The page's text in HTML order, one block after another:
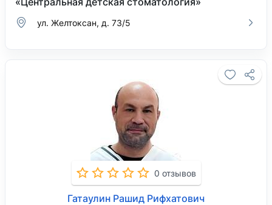
ул. Желтоксан, д. 73/5
0 отзывов
Гатаулин Рашид Рифхатович